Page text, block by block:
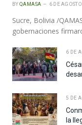
BY QAMASA 6 DE
Sucre, Bolivia /
gobernaciones
6 DE
5 DE
la